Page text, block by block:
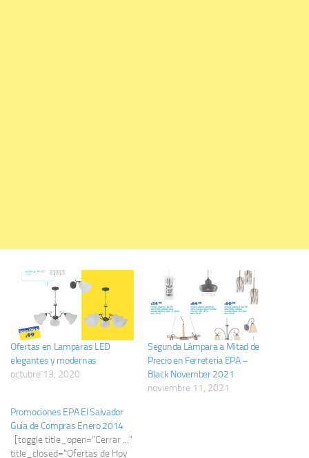
Ofertas en Lamparas LED
elegantes y modernas
octubre 13, 2020
Segunda Lámpara a Mitad de
Precio en Ferreteria EPA –
Black November 2021
noviembre 11, 2021
Promociones EPA El Salvador
Guia de Compras Enero 2014
[toggle title_open="Cerrar ..."
title_closed="Ofertas de Hoy